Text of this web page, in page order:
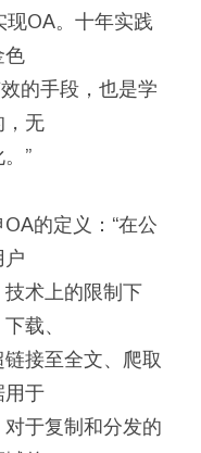
现OA。十年实践
色
的手段，也是学
，无
”
的定义：“在公
户
术上的限制下
载、
接至全文、爬取
用于
于复制和分发的